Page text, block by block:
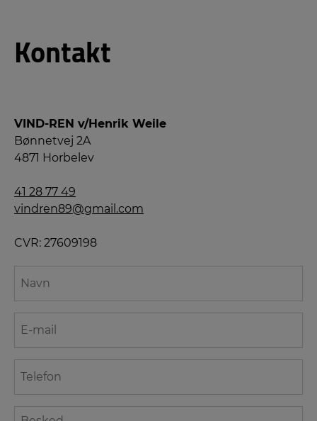
Kontakt
VIND-REN v/Henrik Weile
Bønnetvej 2A
4871 Horbelev
41 28 77 49
vindren89@gmail.com
CVR: 27609198
mail
Besked